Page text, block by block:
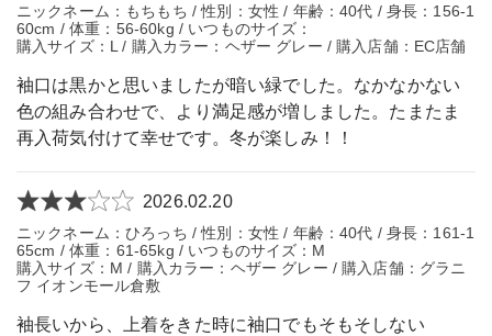
ニックネーム：もちもち / 性別：女性 / 年齢：40代 / 身長：156-1
60cm / 体重：56-60kg / いつものサイズ：
購入サイズ：L / 購入カラー：ヘザー グレー / 購入店舗：EC店舗
袖口は黒かと思いましたが暗い緑でした。なかなかない
色の組み合わせで、より満足感が増しました。たまたま
再入荷気付けて幸せです。冬が楽しみ！！
2026.02.20
ニックネーム：ひろっち / 性別：女性 / 年齢：40代 / 身長：161-1
65cm / 体重：61-65kg / いつものサイズ：M
購入サイズ：M / 購入カラー：ヘザー グレー / 購入店舗：グラニ
フ イオンモール倉敷
袖長いから、上着をきた時に袖口でもそもそしない